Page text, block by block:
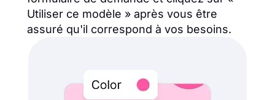
Utiliser ce modèle » après vous être
assuré qu'il correspond à vos besoins.